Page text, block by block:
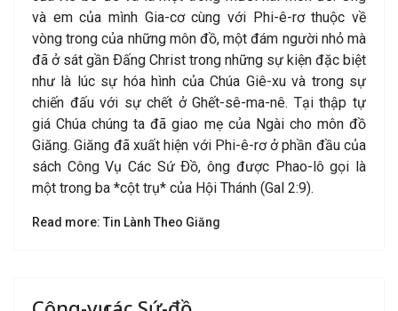
và em của mình Gia-cơ cùng với Phi-ê-rơ thuộc về
vòng trong của những môn đồ, một đám người nhỏ mà
đã ở sát gần Ðấng Christ trong những sự kiện đặc biệt
như là lúc sự hóa hình của Chúa Giê-xu và trong sự
chiến đấu với sự chết ở Ghết-sê-ma-nê. Tại thập tự
giá Chúa chúng ta đã giao mẹ của Ngài cho môn đồ
Giăng. Giăng đã xuất hiện với Phi-ê-rơ ở phần đầu của
sách Công Vụ Các Sứ Ðồ, ông được Phao-lô gọi là
một trong ba *cột trụ* của Hội Thánh (Gal 2:9).
Read more: Tin Lành Theo Giăng